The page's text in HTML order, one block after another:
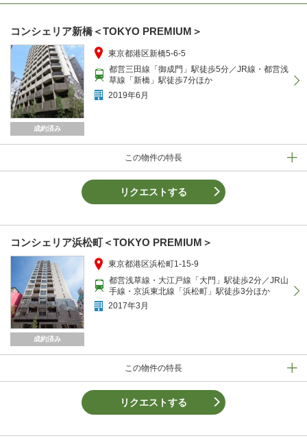
コンシェリア新橋＜TOKYO PREMIUM＞
成約済み
この物件の特長
東京都港区新橋5-6-5
都営三田線「御成門」駅徒歩5分／JR線・都営浅
草線「新橋」駅徒歩7分ほか
2019年6月
リクエストする
コンシェリア浜松町＜TOKYO PREMIUM＞
成約済み
この物件の特長
東京都港区浜松町1-15-9
都営浅草線・大江戸線「大門」駅徒歩2分／JR山
手線・京浜東北線「浜松町」駅徒歩3分ほか
2017年3月
リクエストする